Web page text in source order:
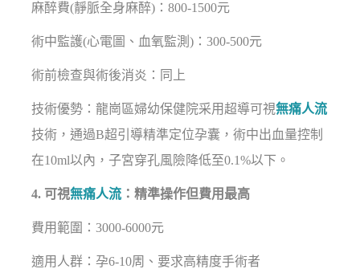
麻醉費(靜脈全身麻醉)：800-1500元
術中監護(心電圖、血氧監測)：300-500元
術前檢查與術後消炎：同上
技術優勢：龍崗區婦幼保健院采用超導可視無痛人流
技術，通過B超引導精準定位孕囊，術中出血量控制
在10ml以內，子宮穿孔風險降低至0.1%以下。
4. 可視無痛人流 ：精準操作但費用最高
費用範圍：3000-6000元
適用人群：孕6-10周、要求高精度手術者